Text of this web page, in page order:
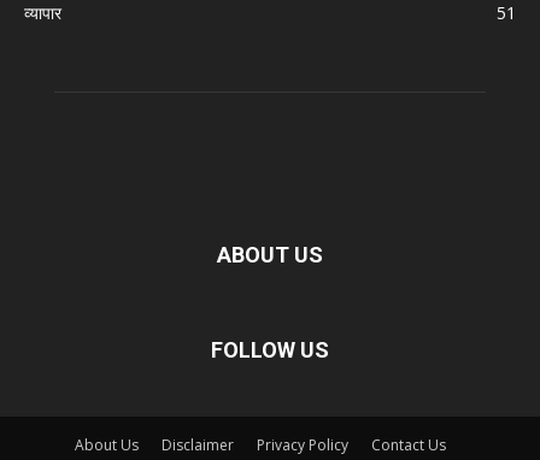
व्यापार
51
ABOUT US
FOLLOW US
About Us Disclaimer Privacy Policy
Contact Us